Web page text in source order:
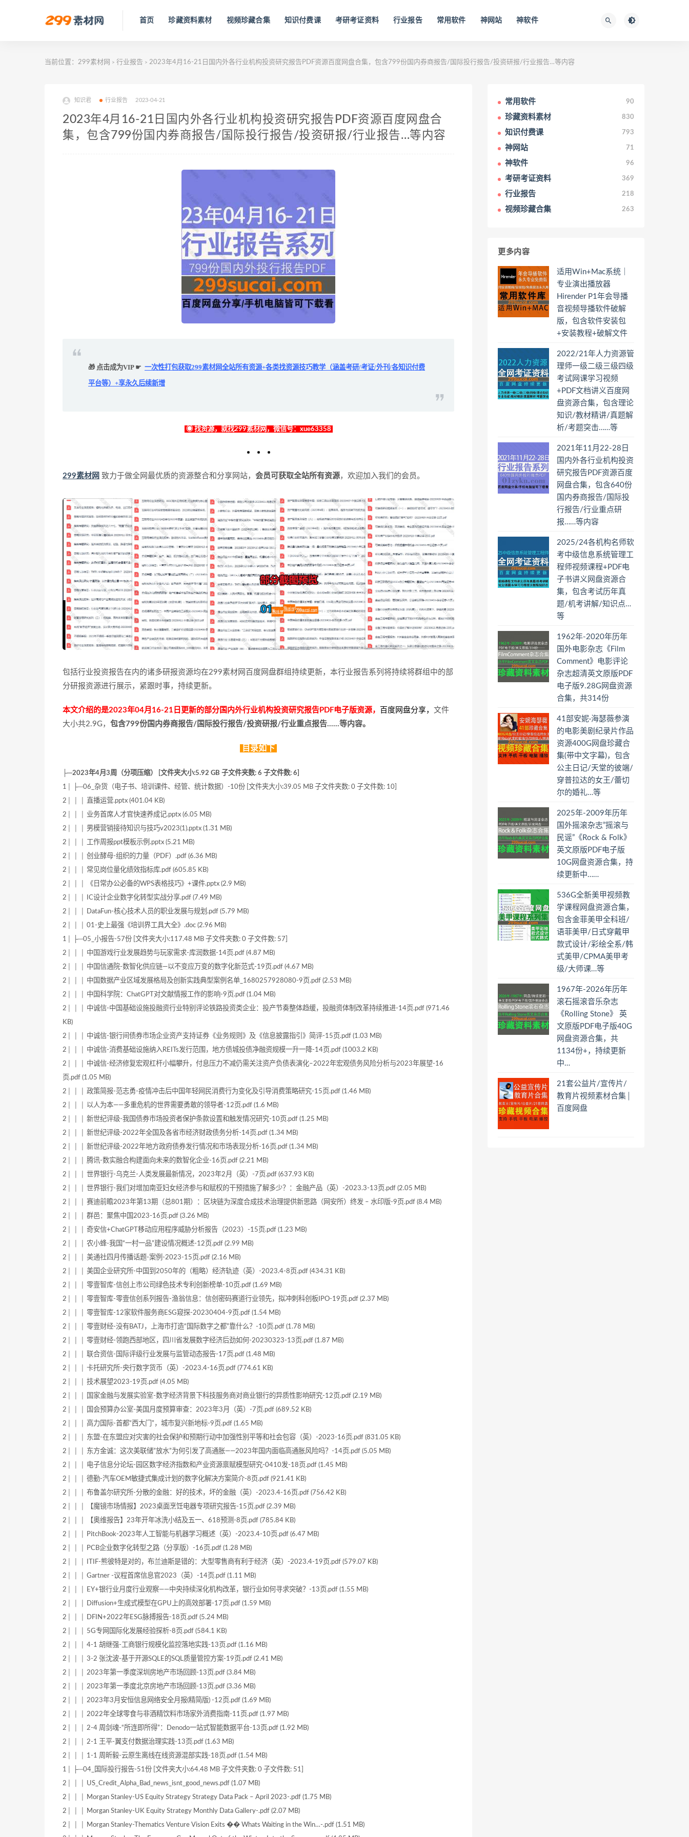
首页 珍藏资料素材 视频珍藏合集 知识付费课 考研考证资料 行业报告 常用软件 神网站 神软件
当前位置： 299素材网 > 行业报告 > 2023年4月16-21日国内外各行业机构投资研究报告PDF资源百度网盘合集，包含799份国内券商报告/国际投行报告/投资研报/行业报告…等内容
知识君 行业报告 2023-04-21
2023年4月16-21日国内外各行业机构投资研究报告PDF资源百度网盘合
集，包含799份国内券商报告/国际投行报告/投资研报/行业报告…等内容
🎁 点击成为VIP ☛ 一次性打包获取299素材网全站所有资源+各类找资源技巧教学（涵盖考研/考证/外刊/各知识付费
平台等）+享永久后续新增
◉ 找资源，就找299素材网，微信号：xue63358
299素材网 致力于做全网最优质的资源整合和分享网站， 会员可获取全站所有资源，欢迎加入我们的会员。
包括行业投资报告在内的诸多研报资源均在299素材网百度网盘群组持续更新，本行业报告系列将持续将群组中的部
分研报资源进行展示，紧跟时事，持续更新。
本文介绍的是2023年04月16-21日更新的部分国内外行业机构投资研究报告PDF电子版资源， 百度网盘分享， 文件
大小共2.9G， 包含799份国内券商报告/国际投行报告/投资研报/行业重点报告……等内容。
目录如下
├─2023年4月3周（分项压缩） [文件夹大小:5.92 GB 子文件夹数: 6 子文件数: 6]
1│ ├─06_杂货（电子书、培训课件、经管、统计数据）-10份 [文件夹大小:39.05 MB 子文件夹数: 0 子文件数: 10]
2│ │ │ 直播运营.pptx (401.04 KB)
2│ │ │ 业务首席人才官快速养成记.pptx (6.05 MB)
2│ │ │ 男模营销接待知识与技巧v2023(1).pptx (1.31 MB)
2│ │ │ 工作周报ppt模板示例.pptx (5.21 MB)
2│ │ │ 创业酵母-组织的力量（PDF）.pdf (6.36 MB)
2│ │ │ 常见岗位量化绩效指标库.pdf (605.85 KB)
2│ │ │ 《日常办公必备的WPS表格技巧》+课件.pptx (2.9 MB)
2│ │ │ IC设计企业数字化转型实战分享.pdf (7.49 MB)
2│ │ │ DataFun-核心技术人员的职业发展与规划.pdf (5.79 MB)
2│ │ │ 01-史上最强《培训界工具大全》.doc (2.96 MB)
1│ ├─05_小报告-57份 [文件夹大小:117.48 MB 子文件夹数: 0 子文件数: 57]
2│ │ │ 中国游戏行业发展趋势与玩家需求-库润数据-14页.pdf (4.87 MB)
2│ │ │ 中国信通院-数智化供应链—以不变应万变的数字化新范式-19页.pdf (4.67 MB)
2│ │ │ 中国数据产业区域发展格局及创新实践典型案例名单_1680257928080-9页.pdf (2.53 MB)
2│ │ │ 中国科学院：ChatGPT对文献情报工作的影响-9页.pdf (1.04 MB)
2│ │ │ 中诚信-中国基础设施投融资行业特别评论铁路投资类企业：投产节奏整体趋缓，投融资体制改革持续推进-14页.pdf (971.46
KB)
2│ │ │ 中诚信-银行间债券市场企业资产支持证券《业务规则》及《信息披露指引》简评-15页.pdf (1.03 MB)
2│ │ │ 中诚信-消费基础设施纳入REITs发行范围，地方债城投债净融资规模一升一降-14页.pdf (1003.2 KB)
2│ │ │ 中诚信-经济修复宏观杠杆小幅攀升，付息压力不减仍需关注资产负债表演化–2022年宏观债务风险分析与2023年展望-16
页.pdf (1.05 MB)
2│ │ │ 政策简报-范志勇-疫情冲击后中国年轻网民消费行为变化及引导消费策略研究-15页.pdf (1.46 MB)
2│ │ │ 以人为本——多重危机的世界需要勇敢的领导者-12页.pdf (1.6 MB)
2│ │ │ 新世纪评级-我国债券市场投资者保护条款设置和触发情况研究-10页.pdf (1.25 MB)
2│ │ │ 新世纪评级-2022年全国及各省市经济财政债务分析-14页.pdf (1.34 MB)
2│ │ │ 新世纪评级-2022年地方政府债券发行情况和市场表现分析-16页.pdf (1.34 MB)
2│ │ │ 腾讯-数实融合构建面向未来的数智化企业-16页.pdf (2.21 MB)
2│ │ │ 世界银行-乌克兰-人类发展最新情况，2023年2月（英）-7页.pdf (637.93 KB)
2│ │ │ 世界银行-我们对增加南亚妇女经济参与和赋权的干预措施了解多少？：金融产品（英）-2023.3-13页.pdf (2.05 MB)
2│ │ │ 赛迪前瞻2023年第13期（总801期）：区块链为深度合成技术治理提供新思路（网安所）终发 – 水印版-9页.pdf (8.4 MB)
2│ │ │ 群邑：聚焦中国2023-16页.pdf (3.26 MB)
2│ │ │ 奇安信+ChatGPT移动应用程序威胁分析报告（2023）-15页.pdf (1.23 MB)
2│ │ │ 农小蜂-我国“一村一品”建设情况概述-12页.pdf (2.99 MB)
2│ │ │ 美通社四月传播话题-案例-2023-15页.pdf (2.16 MB)
2│ │ │ 美国企业研究所-中国到2050年的（粗略）经济轨迹（英）-2023.4-8页.pdf (434.31 KB)
2│ │ │ 零壹智库-信创上市公司绿色技术专利创新榜单-10页.pdf (1.69 MB)
2│ │ │ 零壹智库-零壹信创系列报告-渔翁信息：信创密码赛道行业领先，拟冲刺科创板IPO-19页.pdf (2.37 MB)
2│ │ │ 零壹智库-12家软件服务商ESG窥探-20230404-9页.pdf (1.54 MB)
2│ │ │ 零壹财经-没有BATJ，上海市打造“国际数字之都”靠什么？-10页.pdf (1.78 MB)
2│ │ │ 零壹财经-领跑西部地区，四川省发展数字经济后劲如何-20230323-13页.pdf (1.87 MB)
2│ │ │ 联合资信-国际评级行业发展与监管动态报告-17页.pdf (1.48 MB)
2│ │ │ 卡托研究所-央行数字货币（英）-2023.4-16页.pdf (774.61 KB)
2│ │ │ 技术展望2023-19页.pdf (4.05 MB)
2│ │ │ 国家金融与发展实验室-数字经济背景下科技服务商对商业银行的异质性影响研究-12页.pdf (2.19 MB)
2│ │ │ 国会预算办公室-美国月度预算审查：2023年3月（英）-7页.pdf (689.52 KB)
2│ │ │ 高力国际-首都“西大门”，城市复兴新地标-9页.pdf (1.65 MB)
2│ │ │ 东盟-在东盟应对灾害的社会保护和预期行动中加强性别平等和社会包容（英）-2023-16页.pdf (831.05 KB)
2│ │ │ 东方金诚：这次美联储”放水”为何引发了高通胀——2023年国内面临高通胀风险吗？-14页.pdf (5.05 MB)
2│ │ │ 电子信息分论坛-园区数字经济指数和产业资源禀赋模型研究-0410发-18页.pdf (1.45 MB)
2│ │ │ 德勤-汽车OEM敏捷式集成计划的数字化解决方案简介-8页.pdf (921.41 KB)
2│ │ │ 布鲁盖尔研究所-分散的金融：好的技术，坏的金融（英）-2023.4-16页.pdf (756.42 KB)
2│ │ │ 【魔镜市场情报】2023桌面烹饪电器专项研究报告-15页.pdf (2.39 MB)
2│ │ │ 【奥维报告】23年开年冰洗小结及五一、618预测-8页.pdf (785.84 KB)
2│ │ │ PitchBook-2023年人工智能与机器学习概述（英）-2023.4-10页.pdf (6.47 MB)
2│ │ │ PCB企业数字化转型之路（分享版）-16页.pdf (1.28 MB)
2│ │ │ ITIF-熊彼特是对的，布兰迪斯是错的：大型零售商有利于经济（英）-2023.4-19页.pdf (579.07 KB)
2│ │ │ Gartner -议程首席信息官2023（英）-14页.pdf (1.11 MB)
2│ │ │ EY+银行业月度行业观察——中央持续深化机构改革，银行业如何寻求突破？-13页.pdf (1.55 MB)
2│ │ │ Diffusion+生成式模型在GPU上的高效部署-17页.pdf (1.59 MB)
2│ │ │ DFIN+2022年ESG脉搏报告-18页.pdf (5.24 MB)
2│ │ │ 5G专网国际化发展经验探析-8页.pdf (584.1 KB)
2│ │ │ 4-1 胡继强-工商银行规模化监控落地实践-13页.pdf (1.16 MB)
2│ │ │ 3-2 张沈波-基于开源SQLE的SQL质量管控方案-19页.pdf (2.41 MB)
2│ │ │ 2023年第一季度深圳房地产市场回顾-13页.pdf (3.84 MB)
2│ │ │ 2023年第一季度北京房地产市场回顾-13页.pdf (3.36 MB)
2│ │ │ 2023年3月安恒信息网络安全月报(精简版) -12页.pdf (1.69 MB)
2│ │ │ 2022年全球零食与非酒精饮料市场家外消费指南-11页.pdf (1.97 MB)
2│ │ │ 2-4 周剑魂-“所连即所得”：Denodo一站式智能数据平台-13页.pdf (1.92 MB)
2│ │ │ 2-1 王平-翼支付数据治理实践-13页.pdf (1.63 MB)
2│ │ │ 1-1 周昕毅-云原生离线在线资源混部实践-18页.pdf (1.54 MB)
1│ ├─04_国际投行报告-51份 [文件夹大小:64.48 MB 子文件夹数: 0 子文件数: 51]
2│ │ │ US_Credit_Alpha_Bad_news_isnt_good_news.pdf (1.07 MB)
2│ │ │ Morgan Stanley-US Equity Strategy Strategy Data Pack – April 2023-.pdf (1.75 MB)
2│ │ │ Morgan Stanley-UK Equity Strategy Monthly Data Gallery-.pdf (2.07 MB)
2│ │ │ Morgan Stanley-Thematics Venture Vision Exits �� Whats Waiting in the Win…-.pdf (1.51 MB)
常用软件 90
珍藏资料素材 830
知识付费课 793
神网站 71
神软件 96
考研考证资料 369
行业报告 218
视频珍藏合集 263
更多内容
适用Win+Mac系统｜
专业演出播放器
Hirender P1年会导播
音视频导播软件破解
版，包含软件安装包
+安装教程+破解文件
2022/21年人力资源管
理师一级二级三级四级
考试网课学习视频
+PDF文档讲义百度网
盘资源合集，包含理论
知识/教材精讲/真题解
析/考题突击……等
2021年11月22-28日
国内外各行业机构投资
研究报告PDF资源百度
网盘合集，包含640份
国内券商报告/国际投
行报告/行业重点研
报……等内容
2025/24各机构名师软
考中级信息系统管理工
程师视频课程+PDF电
子书讲义网盘资源合
集，包含考试历年真
题/机考讲解/知识点…
等
1962年-2020年历年
国外电影杂志《Film
Comment》电影评论
杂志超清英文原版PDF
电子版9.28G网盘资源
合集，共314份
41部安妮·海瑟薇参演
的电影美剧纪录片作品
资源400G网盘珍藏合
集(带中文字幕)，包含
公主日记/天堂的彼端/
穿普拉达的女王/蕾切
尔的婚礼…等
2025年-2009年历年
国外摇滚杂志”摇滚与
民谣”《Rock & Folk》
英文原版PDF电子版
10G网盘资源合集，持
续更新中……
536G全新美甲视频教
学课程网盘资源合集，
包含金菲美甲全科班/
语菲美甲/日式穿戴甲
款式设计/彩绘全系/韩
式美甲/CPMA美甲考
级/大师课…等
1967年-2026年历年
滚石摇滚音乐杂志
《Rolling Stone》 英
文原版PDF电子版40G
网盘资源合集，共
1134份+，持续更新
中…
21套公益片/宣传片/
教育片视频素材合集│
百度网盘